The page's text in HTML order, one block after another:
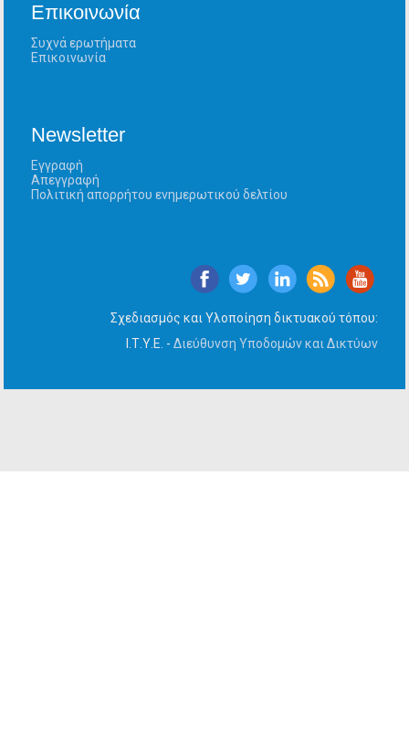
Επικοινωνία
Συχνά ερωτήματα
Επικοινωνία
Newsletter
Εγγραφή
Απεγγραφή
Πολιτική απορρήτου ενημερωτικού δελτίου
Σχεδιασμός και Υλοποίηση δικτυακού τόπου:
Ι.Τ.Υ.Ε. - Διεύθυνση Υποδομών και Δικτύων